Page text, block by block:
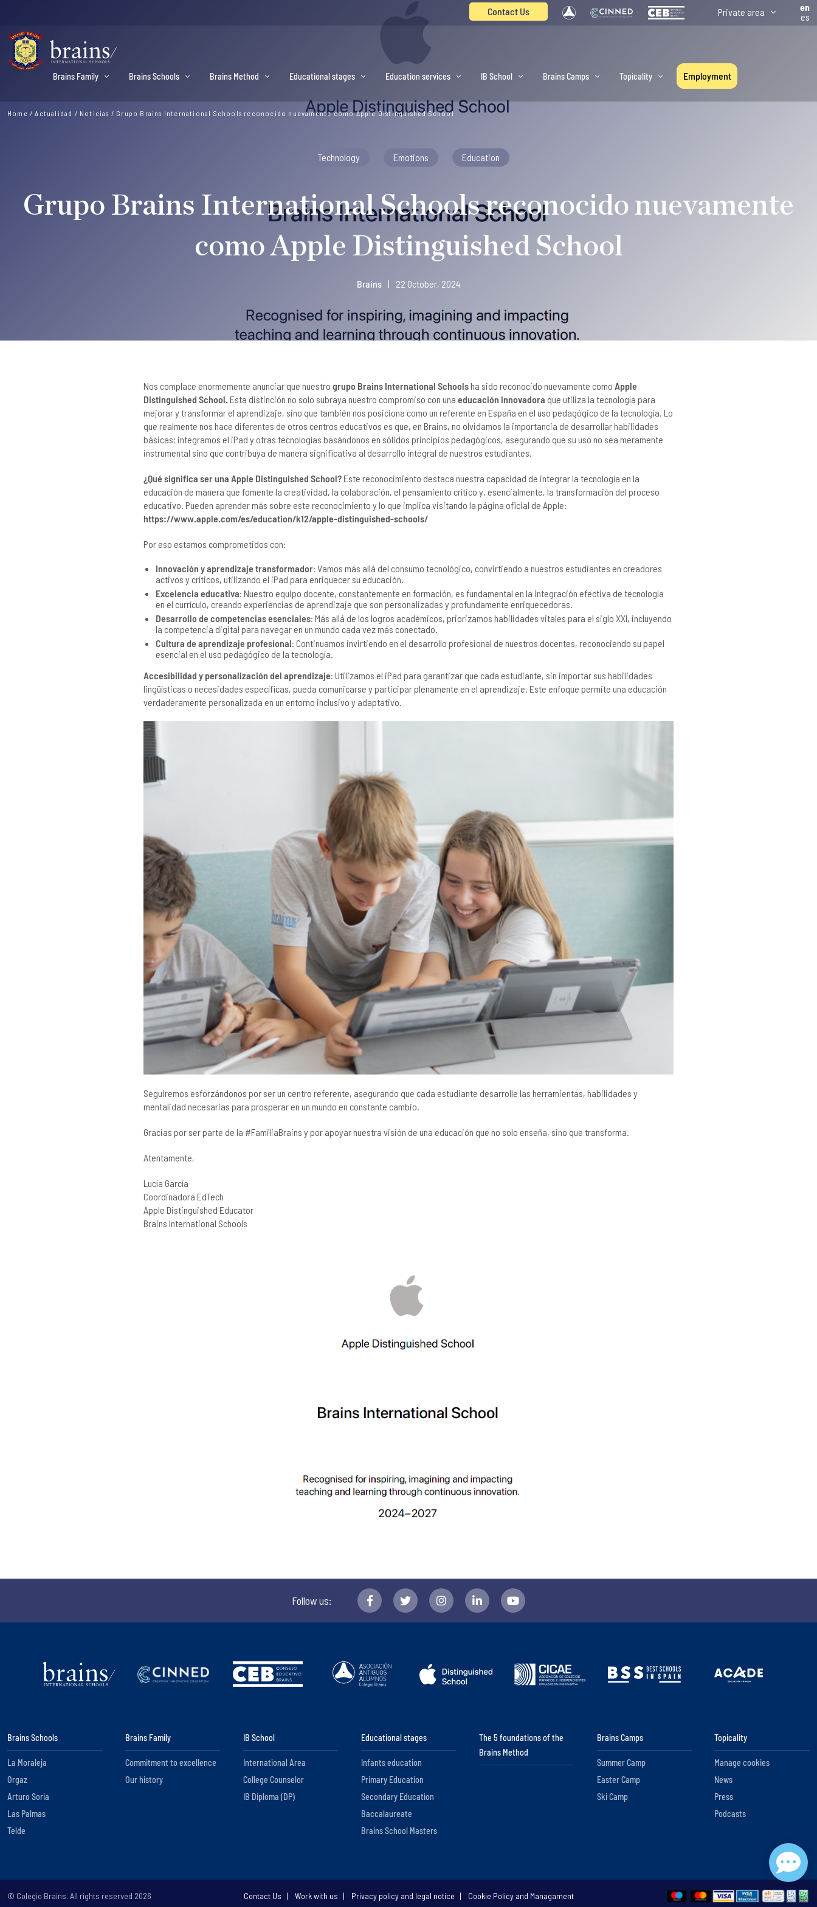
Contact Us Private area
en
es
Brains Family Brains Schools Brains Method Educational stages Education services IB School Brains Camps Topicality Employment
Home /Actualidad / Noticias / Grupo Brains International Schools reconocido nuevamente como Apple Distinguished School
Technology Emotions Education
Grupo Brains International Schools reconocido nuevamente
como Apple Distinguished School
Brains | 22 October, 2024
Nos complace enormemente anunciar que nuestro grupo Brains International Schoolsha sido reconocido nuevamente como Apple
Distinguished School. Esta distinción no solo subraya nuestro compromiso con una educación innovadora que utiliza la tecnología para
mejorar y transformar el aprendizaje, sino que también nos posiciona como un referente en España en el uso pedagógico de la tecnología. Lo
que realmente nos hace diferentes de otros centros educativos es que, en Brains, no olvidamos la importancia de desarrollar habilidades
básicas; integramos el iPad y otras tecnologías basándonos en sólidos principios pedagógicos, asegurando que su uso no sea meramente
instrumental sino que contribuya de manera significativa al desarrollo integral de nuestros estudiantes.
¿Qué significa ser una Apple Distinguished School?Este reconocimiento destaca nuestra capacidad de integrar la tecnología en la
educación de manera que fomente la creatividad, la colaboración, el pensamiento crítico y, esencialmente, la transformación del proceso
educativo. Pueden aprender más sobre este reconocimiento y lo que implica visitando la página oficial de Apple:
https://www.apple.com/es/education/k12/apple-distinguished-schools/
Por eso estamos comprometidos con:
Innovación y aprendizaje transformador: Vamos más allá del consumo tecnológico, convirtiendo a nuestros estudiantes en creadores
activos y críticos, utilizando el iPad para enriquecer su educación.
Excelencia educativa: Nuestro equipo docente, constantemente en formación, es fundamental en la integración efectiva de tecnología
en el currículo, creando experiencias de aprendizaje que son personalizadas y profundamente enriquecedoras.
Desarrollo de competencias esenciales: Más allá de los logros académicos, priorizamos habilidades vitales para el siglo XXI, incluyendo
la competencia digital para navegar en un mundo cada vez más conectado.
Cultura de aprendizaje profesional: Continuamos invirtiendo en el desarrollo profesional de nuestros docentes, reconociendo su papel
esencial en el uso pedagógico de la tecnología.
Accesibilidad y personalización del aprendizaje: Utilizamos el iPad para garantizar que cada estudiante, sin importar sus habilidades
lingüísticas o necesidades específicas, pueda comunicarse y participar plenamente en el aprendizaje. Este enfoque permite una educación
verdaderamente personalizada en un entorno inclusivo y adaptativo.
Seguiremos esforzándonos por ser un centro referente, asegurando que cada estudiante desarrolle las herramientas, habilidades y
mentalidad necesarias para prosperar en un mundo en constante cambio.
Gracias por ser parte de la #FamiliaBrains y por apoyar nuestra visión de una educación que no solo enseña, sino que transforma.
Atentamente,
Lucía García
Coordinadora EdTech
Apple Distinguished Educator
Brains International Schools
Follow us:
Brains Schools
La Moraleja
Orgaz
Arturo Soria
Las Palmas
Telde
Brains Family
Commitment to excellence
Our history
IB School
International Area
College Counselor
IB Diploma (DP)
Educational stages
Infants education
Primary Education
Secondary Education
Baccalaureate
Brains School Masters
The 5 foundations of the
Brains Method
Brains Camps
Summer Camp
Easter Camp
Ski Camp
Topicality
Manage cookies
News
Press
Podcasts
Contact Us Work with us Privacy policy and legal notice Cookie Policy and Managament
© Colegio Brains. All rights reserved 2026